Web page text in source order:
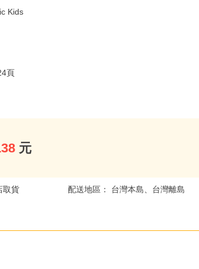
Kids
頁
元
取貨 配送地區： 台灣本島、台灣離島